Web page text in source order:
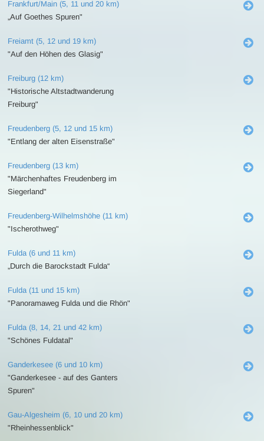
Frankfurt/Main (5, 11 und 20 km)
„Auf Goethes Spuren"
Freiamt (5, 12 und 19 km)
"Auf den Höhen des Glasig"
Freiburg (12 km)
"Historische Altstadtwanderung
Freiburg"
Freudenberg (5, 12 und 15 km)
"Entlang der alten Eisenstraße"
Freudenberg (13 km)
"Märchenhaftes Freudenberg im
Siegerland"
Freudenberg-Wilhelmshöhe (11 km)
"Ischerothweg"
Fulda (6 und 11 km)
„Durch die Barockstadt Fulda“
Fulda (11 und 15 km)
"Panoramaweg Fulda und die Rhön"
Fulda (8, 14, 21 und 42 km)
"Schönes Fuldatal"
Ganderkesee (6 und 10 km)
"Ganderkesee - auf des Ganters
Spuren"
Gau-Algesheim (6, 10 und 20 km)
"Rheinhessenblick"